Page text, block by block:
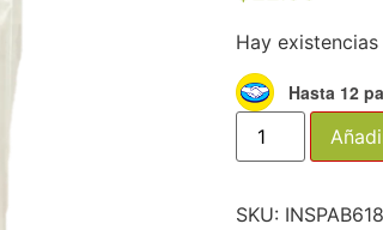
Hay existencias
Hasta 12
SKU: